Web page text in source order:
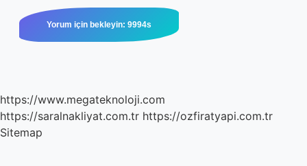
https://www.megateknoloji.com
https://saralnakliyat.com.tr https://ozfiratyapi.com.tr
Sitemap